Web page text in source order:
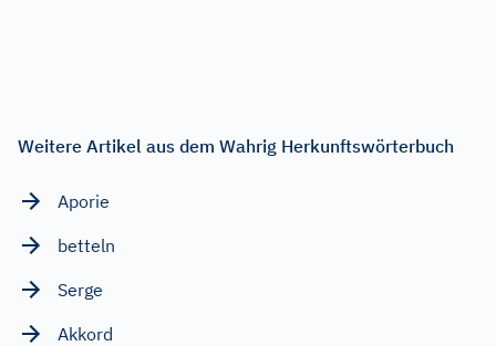
Weitere Artikel aus dem Wahrig Herkunftswörterbuch
Aporie
betteln
Serge
Akkord